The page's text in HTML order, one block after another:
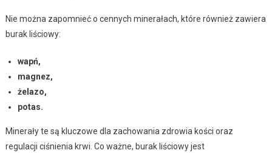
Nie można zapomnieć o cennych minerałach, które również zawiera
burak liściowy:
wapń,
magnez,
żelazo,
potas.
Minerały te są kluczowe dla zachowania zdrowia kości oraz
regulacji ciśnienia krwi. Co ważne, burak liściowy jest